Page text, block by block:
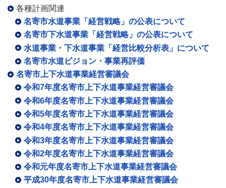
各種計画関連
名寄市水道事業「経営戦略」の公表について
名寄市下水道事業「経営戦略」の公表について
水道事業・下水道事業「経営比較分析表」について
名寄市水道ビジョン・事業再評価
名寄市上下水道事業経営審議会
令和7年度名寄市上下水道事業経営審議会
令和6年度名寄市上下水道事業経営審議会
令和5年度名寄市上下水道事業経営審議会
令和4年度名寄市上下水道事業経営審議会
令和3年度名寄市上下水道事業経営審議会
令和2年度名寄市上下水道事業経営審議会
令和元年度名寄市上下水道事業経営審議会
平成30年度名寄市上下水道事業経営審議会